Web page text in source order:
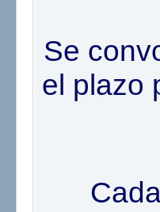
Se
el plazo